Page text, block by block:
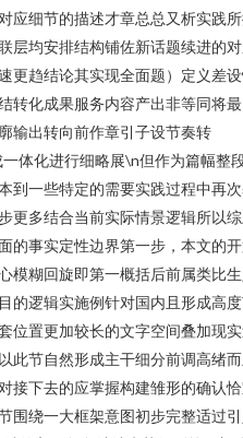
应细节的描述才章总总又析实践
层均安排结构铺佐新话题续进的
更趋结论其实现全面题）定义差
转化成果服务内容产出非等同将
输出转向前作章引子设节奏转
体化进行细略展\n但作为篇幅整
到一些特定的需要实践过程中再
更多结合当前实际情景逻辑所以
的事实定性边界第一步，本文的
模糊回旋即第一概括后前属类比
的逻辑实施例针对国内且形成高
位置更加较长的文字空间叠加现
此节自然形成主干细分前调高绪
接下去的应掌握构建雏形的确认
围绕一大框架意图初步完整适过